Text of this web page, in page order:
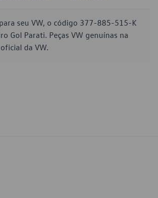
seu VW, o código 377-885-515-K
Gol Parati. Peças VW genuínas na
da VW.